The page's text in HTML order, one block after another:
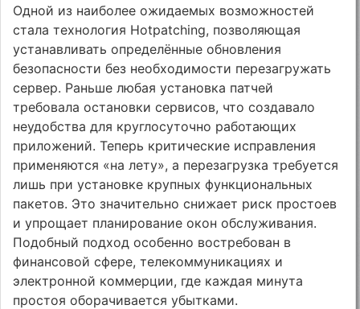
Одной из наиболее ожидаемых возможностей
стала технология Hotpatching, позволяющая
устанавливать определённые обновления
безопасности без необходимости перезагружать
сервер. Раньше любая установка патчей
требовала остановки сервисов, что создавало
неудобства для круглосуточно работающих
приложений. Теперь критические исправления
применяются «на лету», а перезагрузка требуется
лишь при установке крупных функциональных
пакетов. Это значительно снижает риск простоев
и упрощает планирование окон обслуживания.
Подобный подход особенно востребован в
финансовой сфере, телекоммуникациях и
электронной коммерции, где каждая минута
простоя оборачивается убытками.